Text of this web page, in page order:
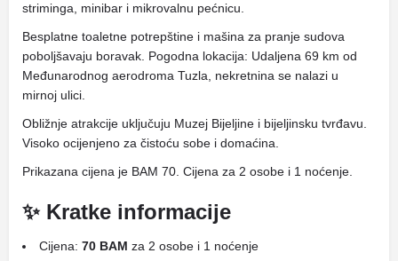
striminga, minibar i mikrovalnu pećnicu.
Besplatne toaletne potrepštine i mašina za pranje sudova
poboljšavaju boravak. Pogodna lokacija: Udaljena 69 km od
Međunarodnog aerodroma Tuzla, nekretnina se nalazi u
mirnoj ulici.
Obližnje atrakcije uključuju Muzej Bijeljine i bijeljinsku tvrđavu.
Visoko ocijenjeno za čistoću sobe i domaćina.
Prikazana cijena je BAM 70. Cijena za 2 osobe i 1 noćenje.
✨ Kratke informacije
Cijena: 70 BAM za 2 osobe i 1 noćenje